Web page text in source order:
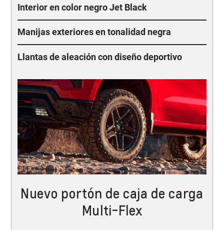
Interior en color negro Jet Black
Manijas exteriores en tonalidad negra
Llantas de aleación con diseño deportivo
Nuevo portón de caja de carga
Multi-Flex